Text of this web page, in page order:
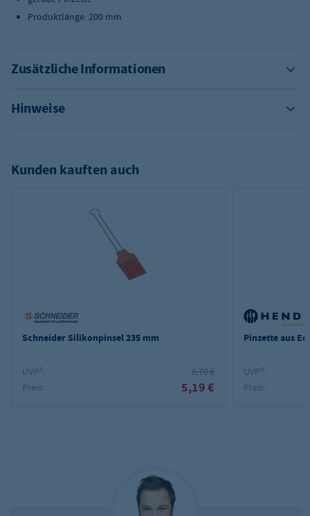
Produktlänge: 200 mm
Zusätzliche Informationen
Hinweise
Kunden kauften auch
Schneider Silikonpinsel 235 mm
UVP²:
6,70 €
Preis:
5,19 €
Pinzette aus
UVP²:
Preis: